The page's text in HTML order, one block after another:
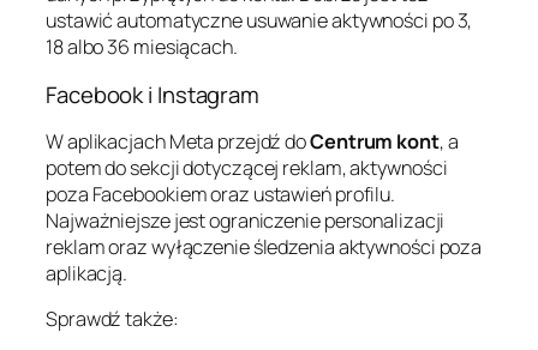
ustawić automatyczne usuwanie aktywności po 3,
18 albo 36 miesiącach.
Facebook i Instagram
W aplikacjach Meta przejdź doCentrum kont, a
potem do sekcji dotyczącej reklam, aktywności
poza Facebookiem oraz ustawień profilu.
Najważniejsze jest ograniczenie personalizacji
reklam oraz wyłączenie śledzenia aktywności poza
aplikacją.
Sprawdź także: